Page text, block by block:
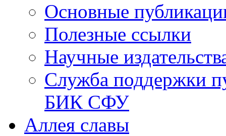
Основные
Полезные ссылки
Научные
Служба поддержки
БИК СФУ
Аллея славы